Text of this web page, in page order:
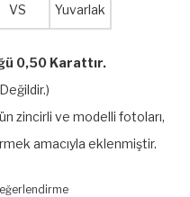
VS Yuvarlak
0,50 Karattır.
zincirli ve modelli fotoları,
amacıyla eklenmiştir.